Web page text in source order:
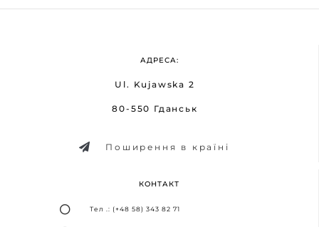
АДРЕСА:
Ul. Kujawska 2
80-550 Гданськ
Поширення в країні
КОНТАКТ
Тел .: (+48 58) 343 82 71